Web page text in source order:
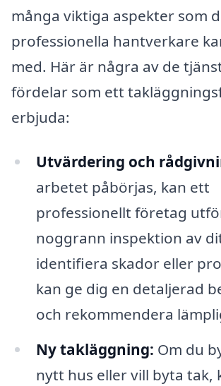
många viktiga aspekter som
professionella hantverkare
med. Här är några av de
fördelar som ett
erbjuda:
Utvärdering och
arbetet påbörjas, kan ett
professionellt företag
noggrann inspektion av
identifiera skador eller
kan ge dig en detaljerad
och rekommendera
Ny takläggning: Om du
nytt hus eller vill byta tak,